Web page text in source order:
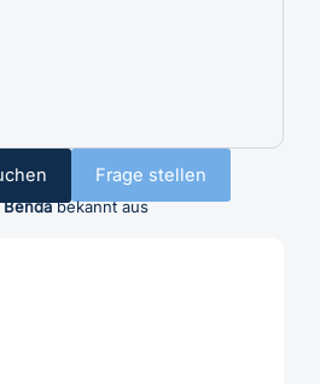
Frage stellen
Bendabekannt aus